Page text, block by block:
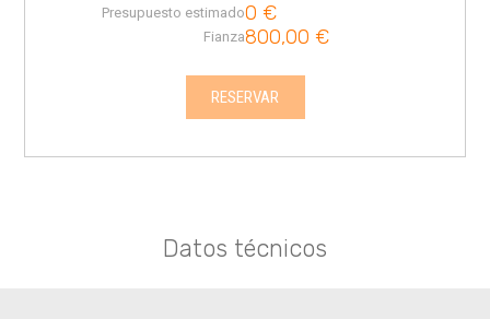
Presupuesto estimado0 €
Fianza800,00 €
RESERVAR
Datos técnicos